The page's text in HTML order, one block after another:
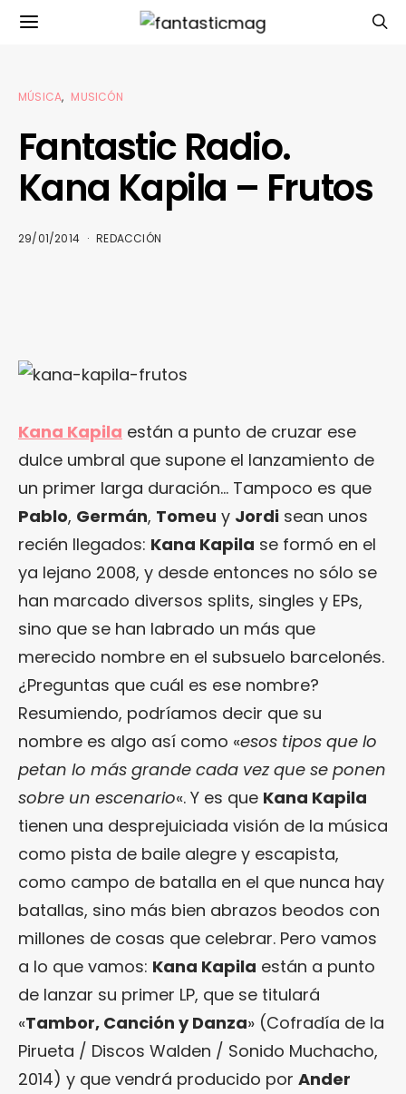
MÚSICA MUSICÓN
Fantastic Radio.
Kana Kapila – Frutos
29/01/2014 REDACCIÓN
Kana Kapila están a punto de cruzar ese
dulce umbral que supone el lanzamiento de
un primer larga duración… Tampoco es que
Pablo, Germán, Tomeu y Jordi sean unos
recién llegados: Kana Kapila se formó en el
ya lejano 2008, y desde entonces no sólo se
han marcado diversos splits, singles y EPs,
sino que se han labrado un más que
merecido nombre en el subsuelo barcelonés.
¿Preguntas que cuál es ese nombre?
Resumiendo, podríamos decir que su
nombre es algo así como «esos tipos que lo
petan lo más grande cada vez que se ponen
sobre un escenario«. Y es que Kana Kapila
tienen una desprejuiciada visión de la música
como pista de baile alegre y escapista,
como campo de batalla en el que nunca hay
batallas, sino más bien abrazos beodos con
millones de cosas que celebrar. Pero vamos
a lo que vamos: Kana Kapila están a punto
de lanzar su primer LP, que se titulará
«Tambor, Canción y Danza» (Cofradía de la
Pirueta / Discos Walden / Sonido Muchacho,
2014) y que vendrá producido por Ander